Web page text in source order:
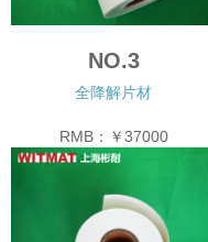
NO.3
全降解片材
RMB： ￥37000